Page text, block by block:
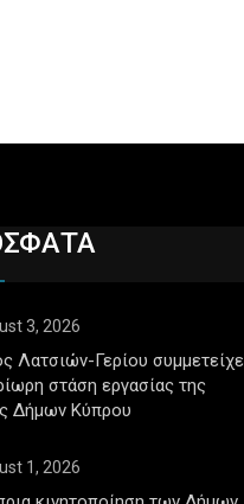
3, 2026
Λατσιών-Γερίου συμμετείχε
στάση εργασίας της
Δήμων Κύπρου
1, 2026